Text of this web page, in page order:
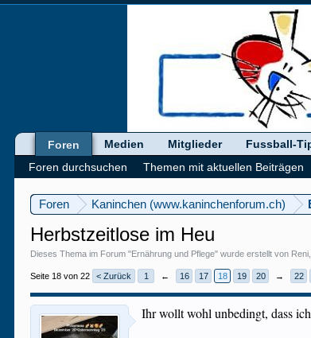
Foren Kaninchen (www.kaninchenforum.ch)
Herbstzeitlose im Heu
Dieses Thema im Forum "Ernährung und Pflege" wurde erstellt von Reni
Seite 18 von 22 < Zurück 1 ← 16 17 18 19 20 → 22
Ihr wollt wohl unbedingt, dass
Foren
Foren durchsuchen
Themen mit aktuellen Beiträgen
Medien Mitglieder Fussball-